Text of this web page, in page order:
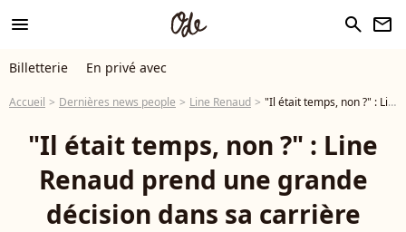
menu search newsletter
Billetterie En privé avec
Accueil Dernières news people Line Renaud "Il était temps, non ?" : Line Renaud prend une grande décision dans sa carrière
"Il était temps, non ?" : Line
Renaud prend une grande
décision dans sa carrière